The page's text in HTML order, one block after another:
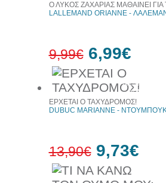
30%
έκπτωση
web
Ο ΛΥΚΟΣ ΖΑΧΑΡΙΑΣ ΜΑΘΑΙΝΕΙ
LALLEMAND ORIANNE -
9,99€ 6,99€
ΕΡΧΕΤΑΙ Ο ΤΑΧΥΔΡΟΜΟΣ!
DUBUC MARIANNE -
13,90€ 9,73€